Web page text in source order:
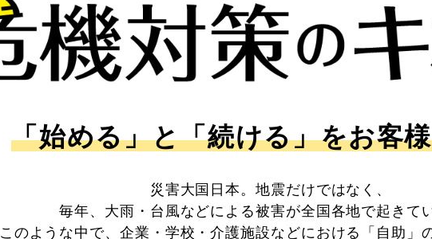
「始める」と「続ける」をお客
災害大国日本。地震だけではなく、
毎年、大雨・台風などによる被害が全国各地で起きて
このような中で、企業・学校・介護施設などにおける「自助」